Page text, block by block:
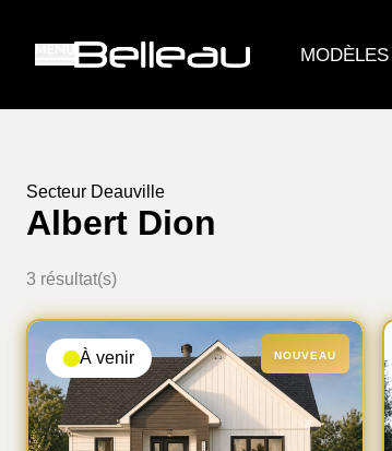
MODÈLES
Secteur Deauville
Albert Dion
3 résultat(s)
NOUVEAU
À venir